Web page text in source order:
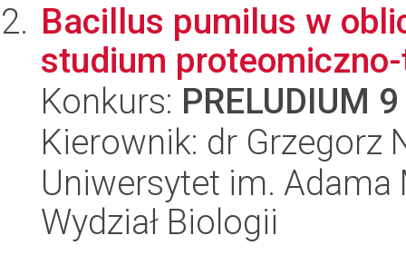
Bacillus pumilus w
studium
Konkurs: PRELUDIUM 9
Kierownik: dr Grzegorz
Uniwersytet im.
Wydział Biologii